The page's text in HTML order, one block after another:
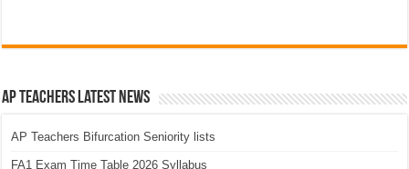
AP Teachers Latest News
AP Teachers Bifurcation Seniority lists
FA1 Exam Time Table 2026 Syllabus